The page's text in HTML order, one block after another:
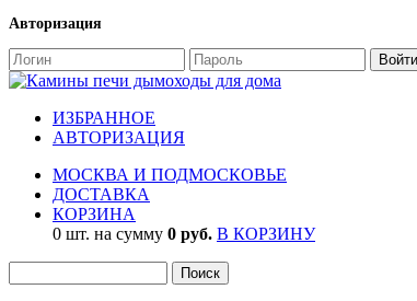
Авторизация
ИЗБРАННОЕ
АВТОРИЗАЦИЯ
МОСКВА И ПОДМОСКОВЬЕ
ДОСТАВКА
КОРЗИНА
0 шт. на сумму 0 руб. В КОРЗИНУ